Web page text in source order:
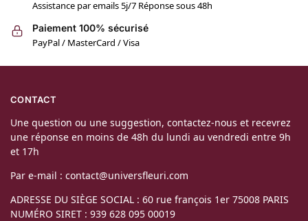
Assistance par emails 5j/7 Réponse sous 48h
Paiement 100% sécurisé
PayPal / MasterCard / Visa
CONTACT
Une question ou une suggestion, contactez-nous et recevrez
une réponse en moins de 48h du lundi au vendredi entre 9h
et 17h
Par e-mail : contact@universfleuri.com
ADRESSE DU SIÈGE SOCIAL : 60 rue françois 1er 75008 PARIS
NUMÉRO SIRET : 939 628 095 00019